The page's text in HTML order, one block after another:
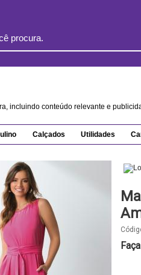
incluindo conteúdo relevante e
Calçados Utilidades